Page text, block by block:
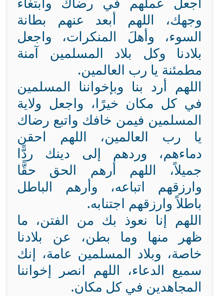
وجهك، اللهم أبعد عنهم بطانة
السوء، وأهلَ المنكرات، واجعل
بلادنا وكل بلاد المسلمين آمنة
مطمئنة يا رب العالمين.
اللهم أرد بنا وبإخواننا المسلمين
في كل مكان خيرًا، واجعل ولاية
المسلمين فيمن خافك واتبع رضاك
يا رب العالمين، اللهم احقن
دماءهم، وردهم إلى دينك ردًّا
جميلاً، اللهم أرهم الحق حقًّا
وارزقهم اتباعه، وأرهم الباطل
باطلاً وارزقهم اجتنابه.
اللهم إنا نعوذ بك من الفتن، ما
ظهر منها وما بطن، عن بلادنا
خاصة، وبلاد المسلمين عامة، إنك
سميع الدعاء، اللهم انصر إخواننا
المجاهدين في كل مكان.